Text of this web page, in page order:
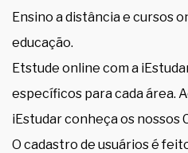
Ensino a distância e cursos
educação.
Etstude online com a
específicos para cada área.
iEstudar conheça os nossos
O cadastro de usuários é